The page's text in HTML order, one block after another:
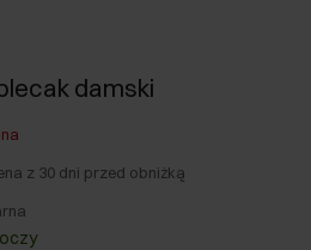
damski
z 30 dni przed obniżką